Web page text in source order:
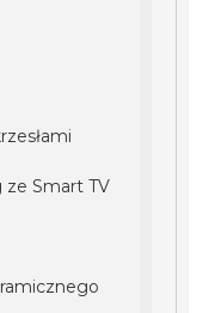
ze Smart TV